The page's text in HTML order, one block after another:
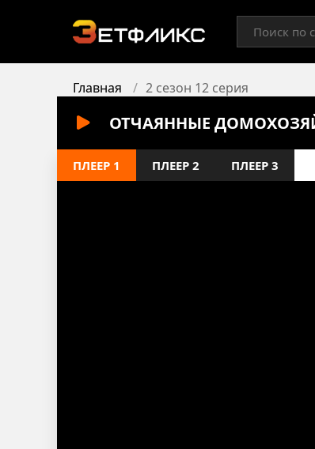
Главная 2 сезон 12 серия
ОТЧАЯННЫЕ
ПЛЕЕР 1 ПЛЕЕР 2 ПЛЕЕР 3